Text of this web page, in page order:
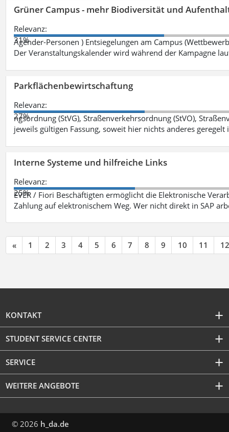
Grüner Campus - mehr Biodiversität und
Relevanz:
31%
Agender-Personen ) Entsiegelungen am Campus
Der Veranstaltungskalender wird während der Kampagne
Parkflächenbewirtschaftung
Relevanz:
27%
ngsordnung (StVG), Straßenverkehrsordnung (StVO),
jeweils gültigen Fassung, soweit hier nichts anderes geregelt
Interne Systeme und hilfreiche Links
Relevanz:
25%
EVER / Fiori Beschäftigten ermöglicht die Elektronische
Zahlung auf elektronischem Weg. Wer nicht direkt in SAP
« 1 2 3 4 5 6 7 8 9 10 11 12
KONTAKT
STUDENT SERVICE CENTER
SERVICE
WEITERE ANGEBOTE
© 2026 h_da.de